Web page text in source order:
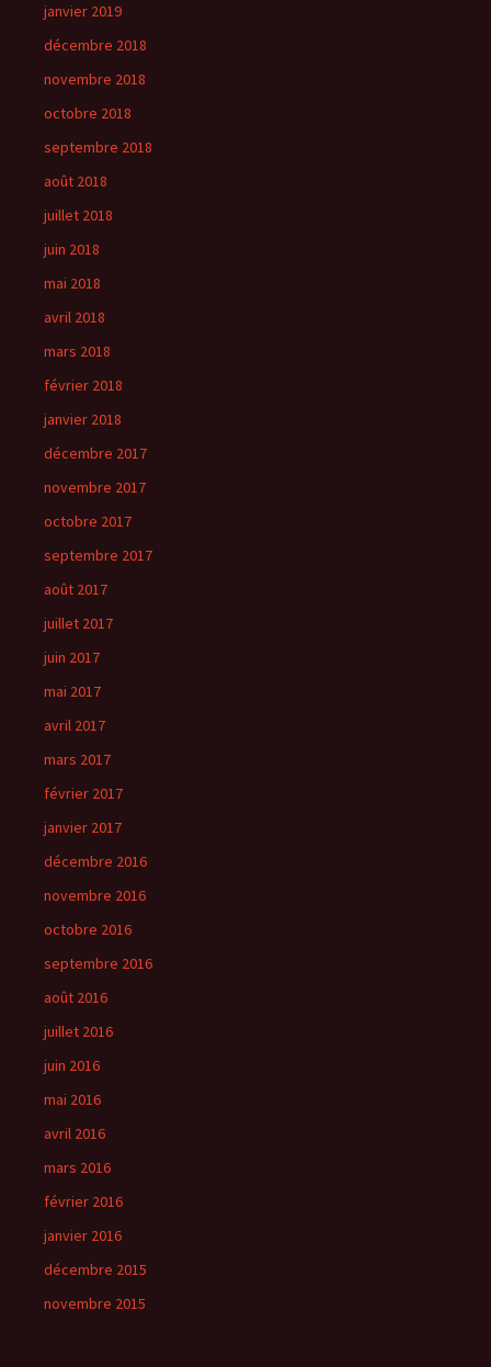
janvier 2019
décembre 2018
novembre 2018
octobre 2018
septembre 2018
août 2018
juillet 2018
juin 2018
mai 2018
avril 2018
mars 2018
février 2018
janvier 2018
décembre 2017
novembre 2017
octobre 2017
septembre 2017
août 2017
juillet 2017
juin 2017
mai 2017
avril 2017
mars 2017
février 2017
janvier 2017
décembre 2016
novembre 2016
octobre 2016
septembre 2016
août 2016
juillet 2016
juin 2016
mai 2016
avril 2016
mars 2016
février 2016
janvier 2016
décembre 2015
novembre 2015